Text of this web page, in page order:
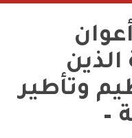
الذين
وتأطير
–